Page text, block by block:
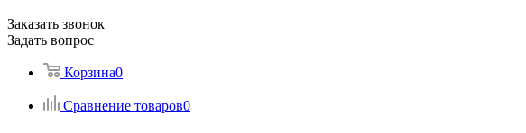
Заказать звонок
Задать вопрос
Корзина0
Сравнение товаров0